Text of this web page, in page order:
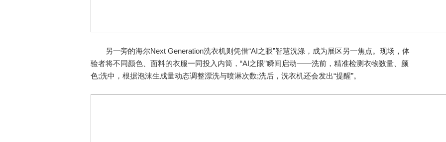
另一旁的海尔Next Generation洗衣机则凭借“AI之眼”智慧洗涤，成为展区另一焦点。现场，体
验者将不同颜色、面料的衣服一同投入内筒，“AI之眼”瞬间启动——洗前，精准检测衣物数量、颜
色;洗中，根据泡沫生成量动态调整漂洗与喷淋次数;洗后，洗衣机还会发出“提醒”。